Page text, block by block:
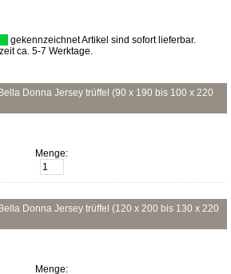
gekennzeichnet Artikel sind sofort lieferbar.
ca. 5-7 Werktage.
Donna Jersey trüffel (90 x 190 bis 100 x 220
Menge:
Donna Jersey trüffel (120 x 200 bis 130 x 220
Menge: